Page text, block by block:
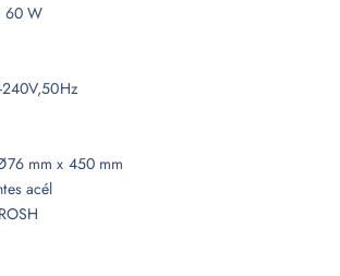
60 W
mm x 450 mm
acél